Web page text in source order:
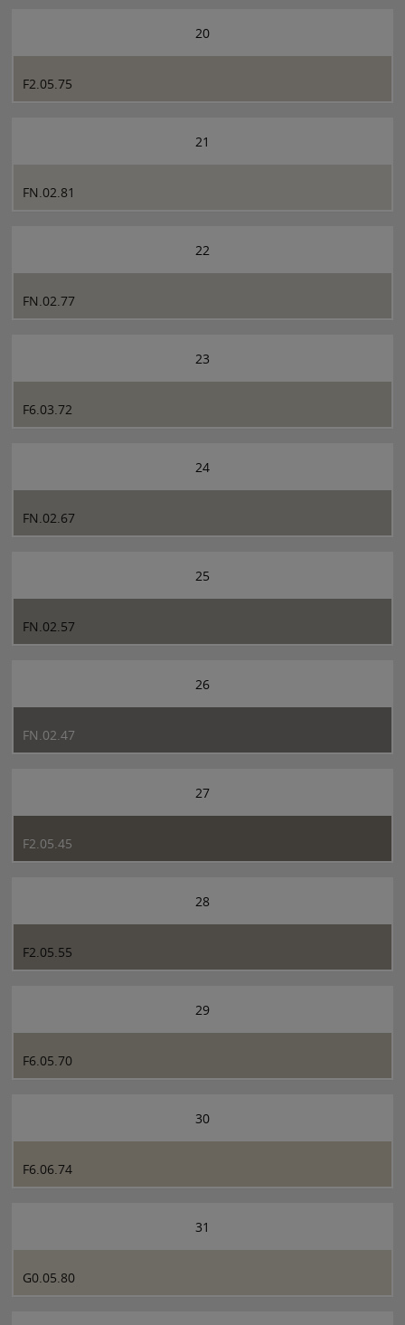
20
F2.05.75
21
FN.02.81
22
FN.02.77
23
F6.03.72
24
FN.02.67
25
FN.02.57
26
FN.02.47
27
F2.05.45
28
F2.05.55
29
F6.05.70
30
F6.06.74
31
G0.05.80